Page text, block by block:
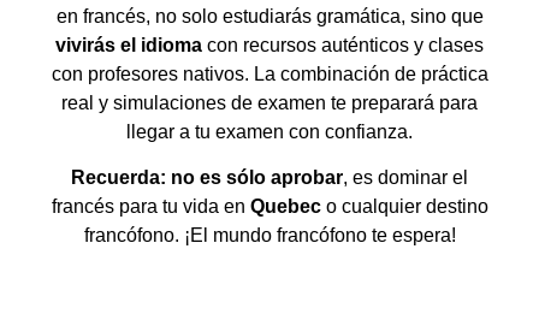
en francés, no solo estudiarás gramática, sino que
vivirás el idioma con recursos auténticos y clases
con profesores nativos. La combinación de práctica
real y simulaciones de examen te preparará para
llegar a tu examen con confianza.
Recuerda: no es sólo aprobar, es dominar el
francés para tu vida en Quebeco cualquier destino
francófono. ¡El mundo francófono te espera!